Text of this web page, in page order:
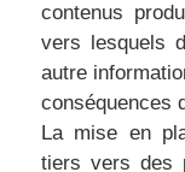
contenus
vers lesquels
autre
conséquences
La mise en
tiers vers des